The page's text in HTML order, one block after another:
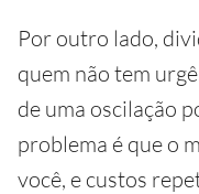
Por outro lado,
quem não tem
de uma oscilação
problema é que o
você, e custos